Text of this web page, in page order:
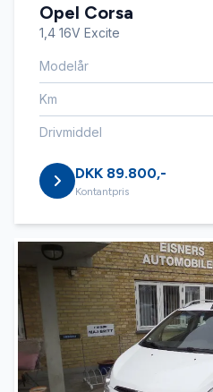
Opel Corsa
1,4 16V Excite
Modelår
Km
Drivmiddel
DKK 89.800,-
Kontantpris